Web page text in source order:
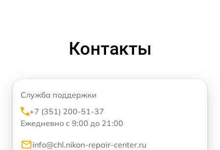
Контакты
Служба поддержки
+7 (351) 200-51-37
Ежедневно с 9:00 до 21:00
info@chl.nikon-repair-center.ru